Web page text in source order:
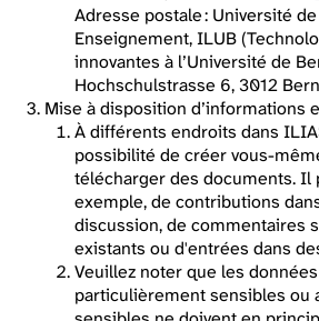
Adresse postale : Université
Enseignement, ILUB
innovantes à l’Université de
Hochschulstrasse 6, 3012
Mise à disposition d’informations
À différents endroits dans
possibilité de créer vous-
télécharger des documents. Il
exemple, de contributions
discussion, de commentaires
existants ou d'entrées dans
Veuillez noter que les
particulièrement sensibles ou